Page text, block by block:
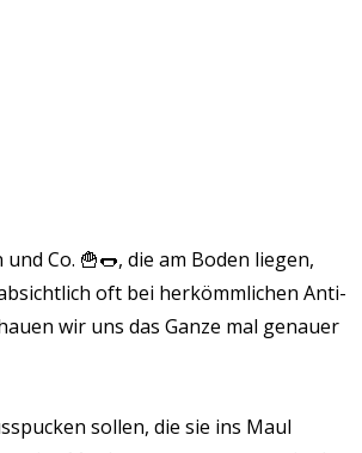
Co. 🍟🌭, die am Boden liegen,
oft bei herkömmlichen Anti-
wir uns das Ganze mal genauer
sollen, die sie ins Maul